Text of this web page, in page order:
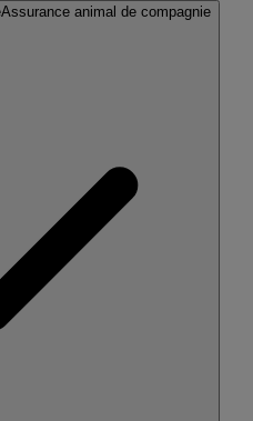
Assurance animal de compagnie